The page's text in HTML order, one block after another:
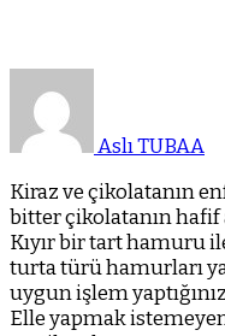
Aslı TUBAA
Kiraz ve çikolatanın
bitter çikolatanın hafif
Kıyır bir tart hamuru
turta türü hamurları
uygun işlem
Elle yapmak